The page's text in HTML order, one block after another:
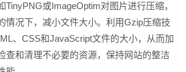
TinyPNG或ImageOptim对图片进行压缩，
情况下，减小文件大小。利用Gzip压缩技
、CSS和JavaScript文件的大小，从而加
查和清理不必要的资源，保持网站的整洁